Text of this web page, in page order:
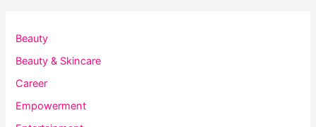
Beauty
Beauty & Skincare
Career
Empowerment